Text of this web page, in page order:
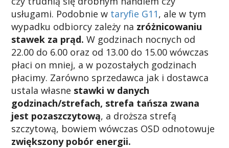
usługami. Podobnie w taryfie G11, ale w tym
wypadku odbiorcy zależy na zróżnicowaniu
stawek za prąd. W godzinach nocnych od
22.00 do 6.00 oraz od 13.00 do 15.00 wówczas
płaci on mniej, a w pozostałych godzinach
płacimy. Zarówno sprzedawca jak i dostawca
ustala własne stawki w danych
godzinach/strefach, strefa tańsza zwana
jest pozaszczytową, a droższa strefą
szczytową, bowiem wówczas OSD odnotowuje
zwiększony pobór energii.